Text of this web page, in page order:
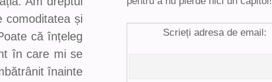
și
că înțeleg
în care mi se
înainte
Scrieți adresa de email: